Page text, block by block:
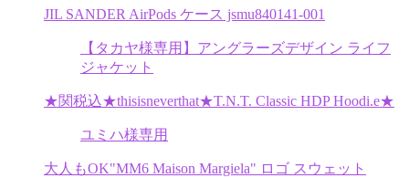
JIL SANDER AirPods ケース jsmu840141-001
【タカヤ様専用】アングラーズデザイン ライフ
ジャケット
★関税込★thisisneverthat★T.N.T. Classic HDP Hoodi.e★
ユミハ様専用
大人もOK"MM6 Maison Margiela" ロゴ スウェット